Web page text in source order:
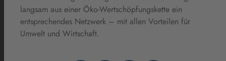
langsam aus einer Öko-Wertschöpfungskette ein
entsprechendes Netzwerk – mit allen Vorteilen für
Umwelt und Wirtschaft.